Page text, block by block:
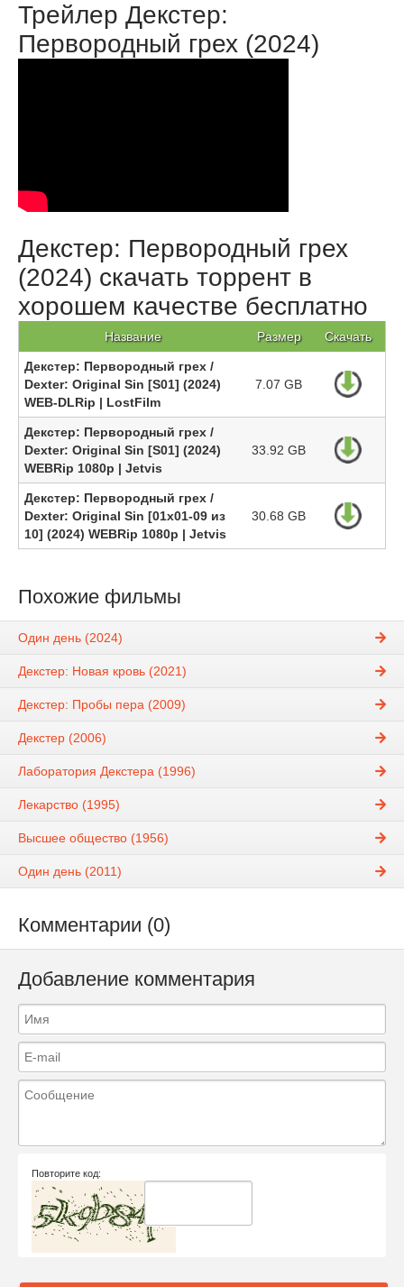
Трейлер Декстер:
Первородный грех (2024)
Декстер: Первородный грех
(2024) скачать торрент в
хорошем качестве бесплатно
Название Размер Скачать
Декстер: Первородный грех /
Dexter: Original Sin [S01] (2024)
WEB-DLRip | LostFilm
7.07 GB
Декстер: Первородный грех /
Dexter: Original Sin [S01] (2024)
WEBRip 1080p | Jetvis
33.92 GB
Декстер: Первородный грех /
Dexter: Original Sin [01х01-09 из
10] (2024) WEBRip 1080p | Jetvis
30.68 GB
Похожие фильмы
Один день (2024)
Декстер: Новая кровь (2021)
Декстер: Пробы пера (2009)
Декстер (2006)
Лаборатория Декстера (1996)
Лекарство (1995)
Высшее общество (1956)
Один день (2011)
Комментарии (0)
Добавление комментария
Повторите код: